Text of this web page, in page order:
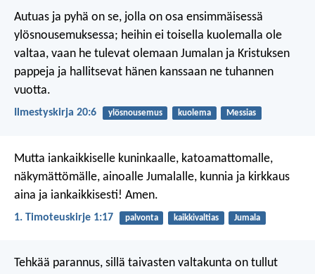
Autuas ja pyhä on se, jolla on osa ensimmäisessä
ylösnousemuksessa; heihin ei toisella kuolemalla ole
valtaa, vaan he tulevat olemaan Jumalan ja Kristuksen
pappeja ja hallitsevat hänen kanssaan ne tuhannen
vuotta.
Ilmestyskirja 20:6 ylösnousemus kuolema Messias
Mutta iankaikkiselle kuninkaalle, katoamattomalle,
näkymättömälle, ainoalle Jumalalle, kunnia ja kirkkaus
aina ja iankaikkisesti! Amen.
1. Timoteuskirje 1:17 palvonta kaikkivaltias Jumala
Tehkää parannus, sillä taivasten valtakunta on tullut